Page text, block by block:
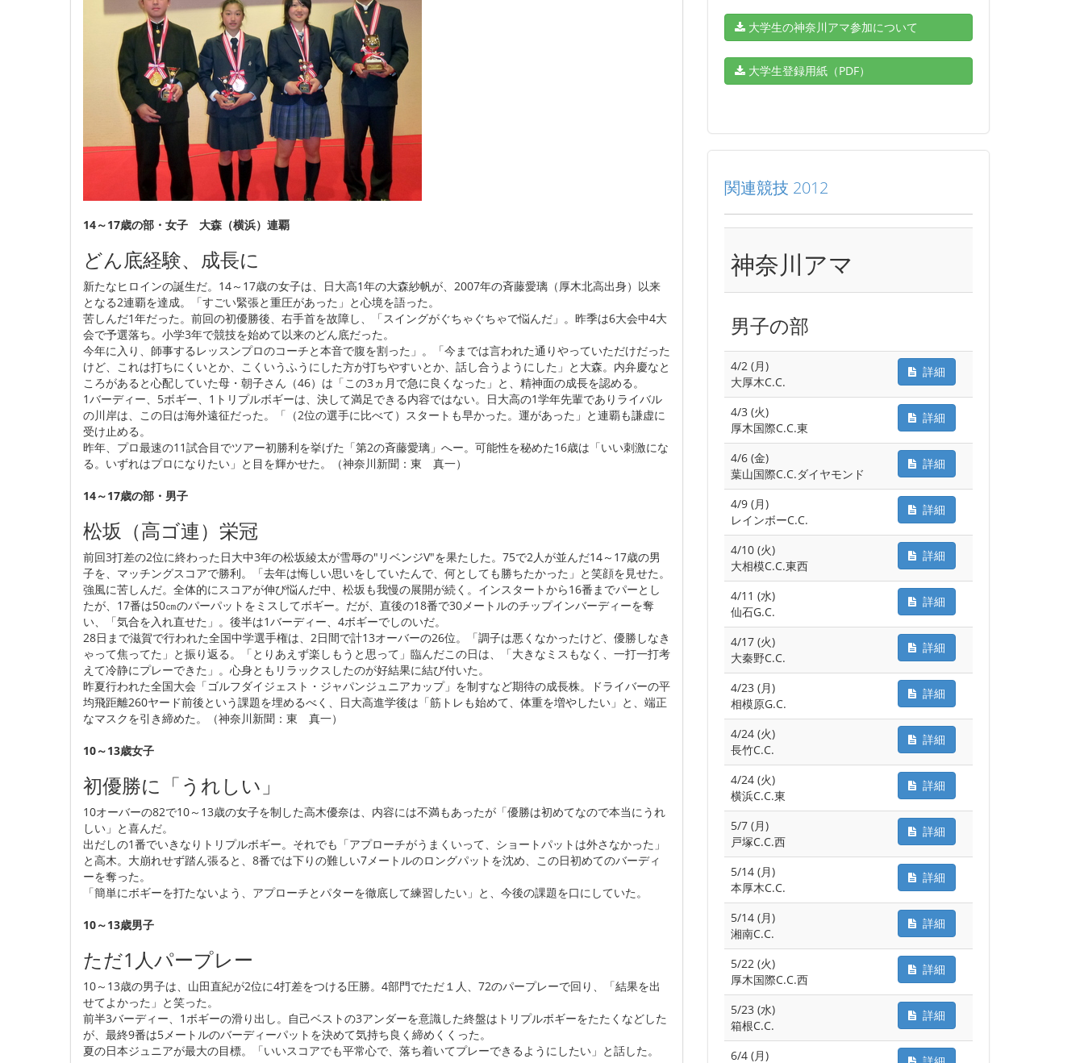
14～17歳の部・女子 大森（横浜）連覇
どん底経験、成長に
新たなヒロインの誕生だ。14～17歳の女子は、日大高1年の大森紗帆が、2007年の斉藤愛璃（厚木北高出身）以来
となる2連覇を達成。「すごい緊張と重圧があった」と心境を語った。
苦しんだ1年だった。前回の初優勝後、右手首を故障し、「スイングがぐちゃぐちゃで悩んだ」。昨季は6大会中4大
会で予選落ち。小学3年で競技を始めて以来のどん底だった。
今年に入り、師事するレッスンプロのコーチと本音で腹を割った」。「今までは言われた通りやっていただけだった
けど、これは打ちにくいとか、こくいうふうにした方が打ちやすいとか、話し合うようにした」と大森。内弁慶なと
ころがあると心配していた母・朝子さん（46）は「この3ヵ月で急に良くなった」と、精神面の成長を認める。
1バーディー、5ボギー、1トリプルボギーは、決して満足できる内容ではない。日大高の1学年先輩でありライバル
の川岸は、この日は海外遠征だった。「（2位の選手に比べて）スタートも早かった。運があった」と連覇も謙虚に
受け止める。
昨年、プロ最速の11試合目でツアー初勝利を挙げた「第2の斉藤愛璃」へー。可能性を秘めた16歳は「いい刺激にな
る。いずれはプロになりたい」と目を輝かせた。（神奈川新聞：東 真一）
14～17歳の部・男子
松坂（高ゴ連）栄冠
前回3打差の2位に終わった日大中3年の松坂綾太が雪辱の"リベンジV"を果たした。75で2人が並んだ14～17歳の男
子を、マッチングスコアで勝利。「去年は悔しい思いをしていたんで、何としても勝ちたかった」と笑顔を見せた。
強風に苦しんだ。全体的にスコアが伸び悩んだ中、松坂も我慢の展開が続く。インスタートから16番までパーとし
たが、17番は50㎝のパーパットをミスしてボギー。だが、直後の18番で30メートルのチップインバーディーを奪
い、「気合を入れ直せた」。後半は1バーディー、4ボギーでしのいだ。
28日まで滋賀で行われた全国中学選手権は、2日間で計13オーバーの26位。「調子は悪くなかったけど、優勝しなき
ゃって焦ってた」と振り返る。「とりあえず楽しもうと思って」臨んだこの日は、「大きなミスもなく、一打一打考
えて冷静にプレーできた」。心身ともリラックスしたのが好結果に結び付いた。
昨夏行われた全国大会「ゴルフダイジェスト・ジャパンジュニアカップ」を制すなど期待の成長株。ドライバーの平
均飛距離260ヤード前後という課題を埋めるべく、日大高進学後は「筋トレも始めて、体重を増やしたい」と、端正
なマスクを引き締めた。（神奈川新聞：東 真一）
10～13歳女子
初優勝に「うれしい」
10オーバーの82で10～13歳の女子を制した高木優奈は、内容には不満もあったが「優勝は初めてなので本当にうれ
しい」と喜んだ。
出だしの1番でいきなりトリプルボギー。それでも「アプローチがうまくいって、ショートパットは外さなかった」
と高木。大崩れせず踏ん張ると、8番では下りの難しい7メートルのロングパットを沈め、この日初めてのバーディ
ーを奪った。
「簡単にボギーを打たないよう、アプローチとパターを徹底して練習したい」と、今後の課題を口にしていた。
10～13歳男子
ただ1人パープレー
10～13歳の男子は、山田直紀が2位に4打差をつける圧勝。4部門でただ１人、72のパープレーで回り、「結果を出
せてよかった」と笑った。
前半3バーディー、1ボギーの滑り出し。自己ベストの3アンダーを意識した終盤はトリプルボギーをたたくなどした
が、最終9番は5メートルのバーディーパットを決めて気持ち良く締めくくった。
夏の日本ジュニアが最大の目標。「いいスコアでも平常心で、落ち着いてプレーできるようにしたい」と話した。
大学生の神奈川アマ参加について
大学生登録用紙（PDF）
関連競技 2012
神奈川アマ
男子の部
4/2 (月)
大厚木C.C.
詳細
4/3 (火)
厚木国際C.C.東
詳細
4/6 (金)
葉山国際C.C.ダイヤモンド
詳細
4/9 (月)
レインボーC.C.
詳細
4/10 (火)
大相模C.C.東西
詳細
4/11 (水)
仙石G.C.
詳細
4/17 (火)
大秦野C.C.
詳細
4/23 (月)
相模原G.C.
詳細
4/24 (火)
長竹C.C.
詳細
4/24 (火)
横浜C.C.東
詳細
5/7 (月)
戸塚C.C.西
詳細
5/14 (月)
本厚木C.C.
詳細
5/14 (月)
湘南C.C.
詳細
5/22 (火)
厚木国際C.C.西
詳細
5/23 (水)
箱根C.C.
詳細
6/4 (月)